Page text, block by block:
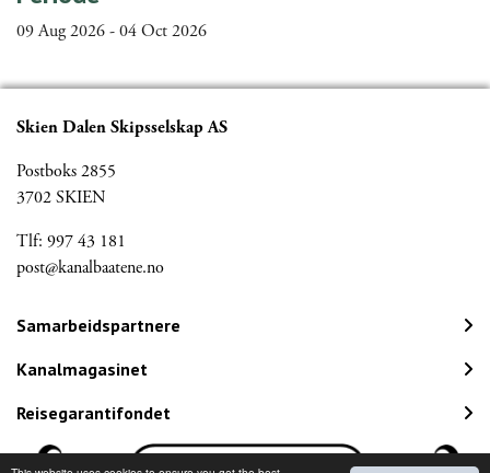
09 Aug 2026 - 04 Oct 2026
Skien Dalen Skipsselskap AS
Postboks 2855
3702 SKIEN
Tlf: 997 43 181
post@kanalbaatene.no
Samarbeidspartnere
Kanalmagasinet
Reisegarantifondet